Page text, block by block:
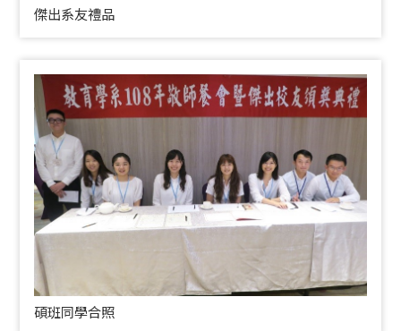
傑出系友禮品
碩班同學合照